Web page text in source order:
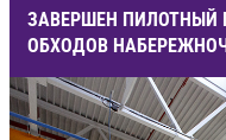
ЗАВЕРШЕН ПИЛОТНЫЙ
ОБХОДОВ